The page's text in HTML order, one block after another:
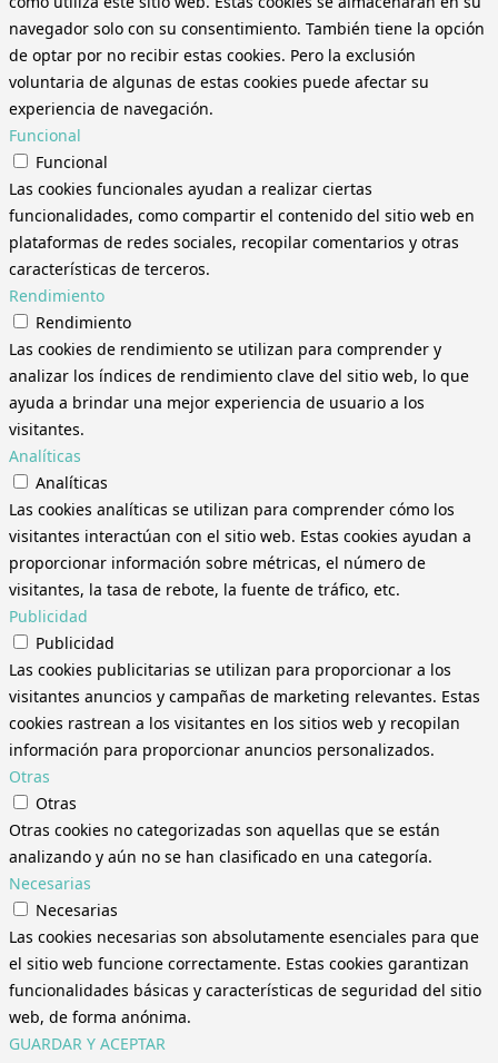
navegador solo con su consentimiento. También tiene la opción
de optar por no recibir estas cookies. Pero la exclusión
voluntaria de algunas de estas cookies puede afectar su
experiencia de navegación.
Funcional
Funcional
Las cookies funcionales ayudan a realizar ciertas
funcionalidades, como compartir el contenido del sitio web en
plataformas de redes sociales, recopilar comentarios y otras
características de terceros.
Rendimiento
Rendimiento
Las cookies de rendimiento se utilizan para comprender y
analizar los índices de rendimiento clave del sitio web, lo que
ayuda a brindar una mejor experiencia de usuario a los
visitantes.
Analíticas
Analíticas
Las cookies analíticas se utilizan para comprender cómo los
visitantes interactúan con el sitio web. Estas cookies ayudan a
proporcionar información sobre métricas, el número de
visitantes, la tasa de rebote, la fuente de tráfico, etc.
Publicidad
Publicidad
Las cookies publicitarias se utilizan para proporcionar a los
visitantes anuncios y campañas de marketing relevantes. Estas
cookies rastrean a los visitantes en los sitios web y recopilan
información para proporcionar anuncios personalizados.
Otras
Otras
Otras cookies no categorizadas son aquellas que se están
analizando y aún no se han clasificado en una categoría.
Necesarias
Necesarias
Las cookies necesarias son absolutamente esenciales para que
el sitio web funcione correctamente. Estas cookies garantizan
funcionalidades básicas y características de seguridad del sitio
web, de forma anónima.
GUARDAR Y ACEPTAR